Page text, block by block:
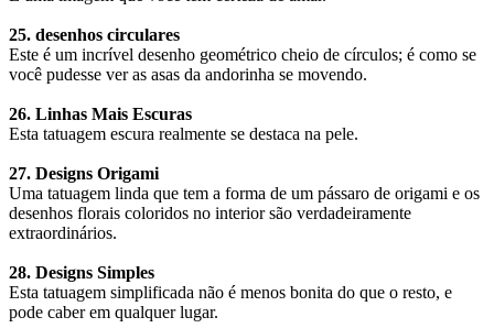
25. desenhos circulares
Este é um incrível desenho geométrico cheio de círculos; é como se
você pudesse ver as asas da andorinha se movendo.
26. Linhas Mais Escuras
Esta tatuagem escura realmente se destaca na pele.
27. Designs Origami
Uma tatuagem linda que tem a forma de um pássaro de origami e os
desenhos florais coloridos no interior são verdadeiramente
extraordinários.
28. Designs Simples
Esta tatuagem simplificada não é menos bonita do que o resto, e
pode caber em qualquer lugar.